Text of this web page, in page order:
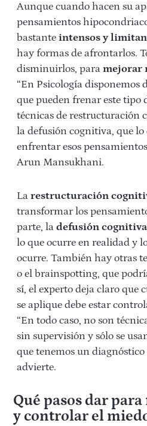
Aunque cuando hacen su
pensamientos
bastante intensos y
hay formas de afrontarlos.
disminuirlos, para mejorar
“En Psicología disponemos
que pueden frenar este tipo
técnicas de restructuración
la defusión cognitiva, que lo
enfrentar esos
Arun Mansukhani.
La restructuración
transformar los
parte, la defusión cognitiva
lo que ocurre en realidad y
ocurre. También hay otras
o el brainspotting, que
sí, el experto deja claro que
se aplique debe estar
“En todo caso, no son
sin supervisión y sólo se
que tenemos un
advierte.
Qué pasos dar
y controlar el